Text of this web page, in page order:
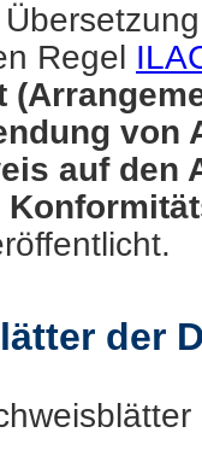
Regel
von
auf den
der